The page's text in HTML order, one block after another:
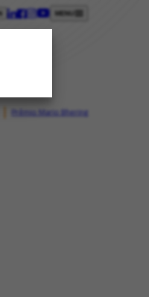
Prêmio Mario Bhering